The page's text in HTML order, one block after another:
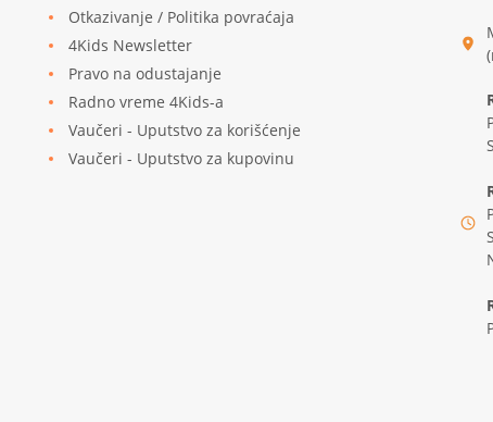
Otkazivanje / Politika povraćaja
4Kids Newsletter
Pravo na odustajanje
Radno vreme 4Kids-a
Vaučeri - Uputstvo za korišćenje
Vaučeri - Uputstvo za kupovinu